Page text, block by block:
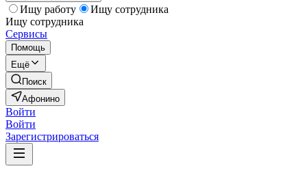
Ищу работу
Ищу сотрудника
Ищу сотрудника
Сервисы
Помощь
Ещё
Поиск
Афонино
Войти
Войти
Зарегистрироваться